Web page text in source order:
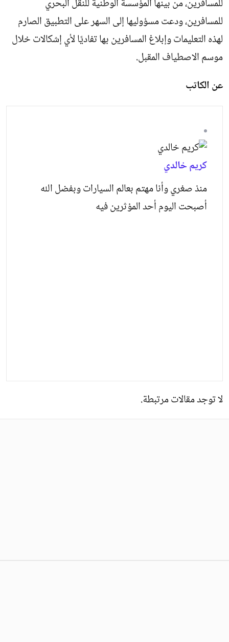
للمسافرين، من بينها المؤسسة الوطنية للنقل البحري
للمسافرين، ودعت مسؤوليها إلى السهر على التطبيق الصارم
لهذه التعليمات وإبلاغ المسافرين بها تفاديًا لأي إشكالات خلال
موسم الاصطياف المقبل.
عن الكاتب
كريم خالدي
منذ صغري وأنا مهتم بعالم السيارات وبفضل الله
أصبحت اليوم أحد المؤثرين فيه
لا توجد مقالات مرتبطة.